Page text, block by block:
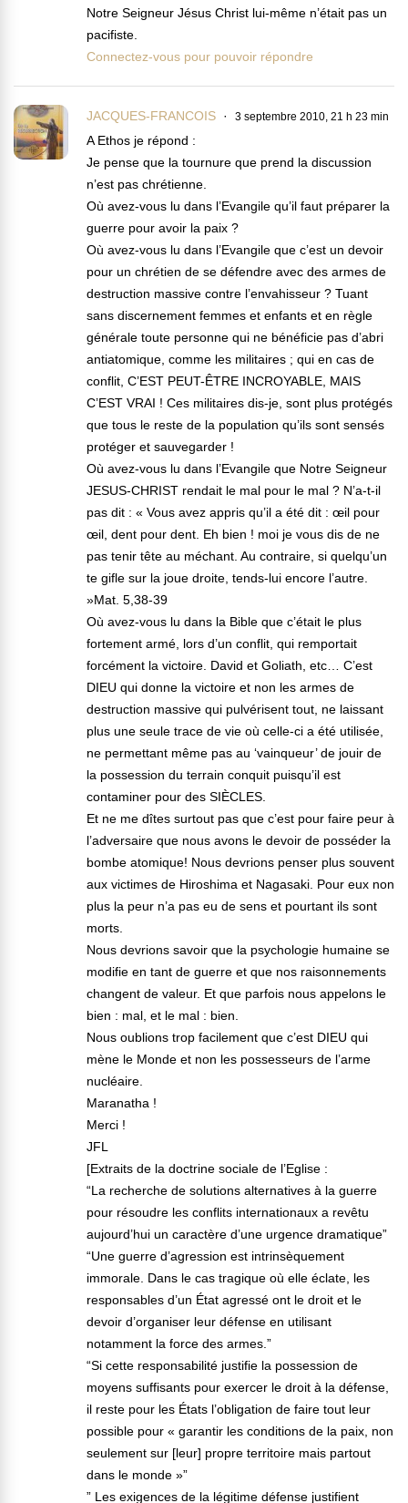
Notre Seigneur Jésus Christ lui-même n’était pas un
pacifiste.
Connectez-vous pour pouvoir répondre
JACQUES-FRANCOIS 3 septembre 2010, 21 h 23 min
A Ethos je répond :
Je pense que la tournure que prend la discussion
n’est pas chrétienne.
Où avez-vous lu dans l’Evangile qu’il faut préparer la
guerre pour avoir la paix ?
Où avez-vous lu dans l’Evangile que c’est un devoir
pour un chrétien de se défendre avec des armes de
destruction massive contre l’envahisseur ? Tuant
sans discernement femmes et enfants et en règle
générale toute personne qui ne bénéficie pas d’abri
antiatomique, comme les militaires ; qui en cas de
conflit, C’EST PEUT-ÊTRE INCROYABLE, MAIS
C’EST VRAI ! Ces militaires dis-je, sont plus protégés
que tous le reste de la population qu’ils sont sensés
protéger et sauvegarder !
Où avez-vous lu dans l’Evangile que Notre Seigneur
JESUS-CHRIST rendait le mal pour le mal ? N’a-t-il
pas dit : « Vous avez appris qu’il a été dit : œil pour
œil, dent pour dent. Eh bien ! moi je vous dis de ne
pas tenir tête au méchant. Au contraire, si quelqu’un
te gifle sur la joue droite, tends-lui encore l’autre.
»Mat. 5,38-39
Où avez-vous lu dans la Bible que c’était le plus
fortement armé, lors d’un conflit, qui remportait
forcément la victoire. David et Goliath, etc… C’est
DIEU qui donne la victoire et non les armes de
destruction massive qui pulvérisent tout, ne laissant
plus une seule trace de vie où celle-ci a été utilisée,
ne permettant même pas au ‘vainqueur’ de jouir de
la possession du terrain conquit puisqu’il est
contaminer pour des SIÈCLES.
Et ne me dîtes surtout pas que c’est pour faire peur à
l’adversaire que nous avons le devoir de posséder la
bombe atomique! Nous devrions penser plus souvent
aux victimes de Hiroshima et Nagasaki. Pour eux non
plus la peur n’a pas eu de sens et pourtant ils sont
morts.
Nous devrions savoir que la psychologie humaine se
modifie en tant de guerre et que nos raisonnements
changent de valeur. Et que parfois nous appelons le
bien : mal, et le mal : bien.
Nous oublions trop facilement que c’est DIEU qui
mène le Monde et non les possesseurs de l’arme
nucléaire.
Maranatha !
Merci !
JFL
[Extraits de la doctrine sociale de l’Eglise :
“La recherche de solutions alternatives à la guerre
pour résoudre les conflits internationaux a revêtu
aujourd’hui un caractère d’une urgence dramatique”
“Une guerre d’agression est intrinsèquement
immorale. Dans le cas tragique où elle éclate, les
responsables d’un État agressé ont le droit et le
devoir d’organiser leur défense en utilisant
notamment la force des armes.”
“Si cette responsabilité justifie la possession de
moyens suffisants pour exercer le droit à la défense,
il reste pour les États l’obligation de faire tout leur
possible pour « garantir les conditions de la paix, non
seulement sur [leur] propre territoire mais partout
dans le monde »”
” Les exigences de la légitime défense justifient